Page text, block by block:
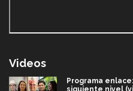
Videos
Programa